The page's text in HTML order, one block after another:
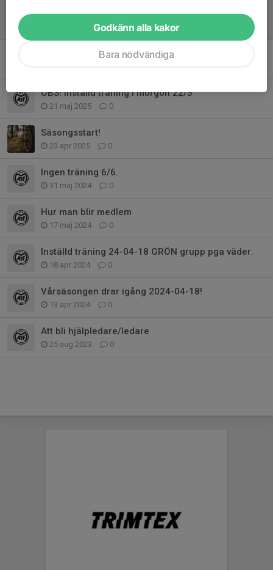
Terminsstart MTB
18 aug 2025 0
Sommaravslutning
OBS! Inställd träning i morgon 22/5
21 maj 2025 0
Säsongsstart!
23 apr 2025 0
Ingen träning 6/6.
31 maj 2024 0
Hur man blir medlem
17 maj 2024 0
Inställd träning 24-04-18 GRÖN grupp pga väder.
18 apr 2024 0
Vårsäsongen drar igång 2024-04-18!
13 apr 2024 0
Att bli hjälpledare/ledare
25 aug 2023 0
Godkänn alla kakor
Bara nödvändiga